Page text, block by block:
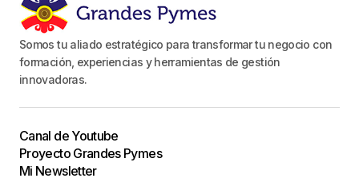
Somos tu aliado estratégico para transformar tu negocio con
formación, experiencias y herramientas de gestión
innovadoras.
Canal de Youtube
Proyecto Grandes Pymes
Mi Newsletter